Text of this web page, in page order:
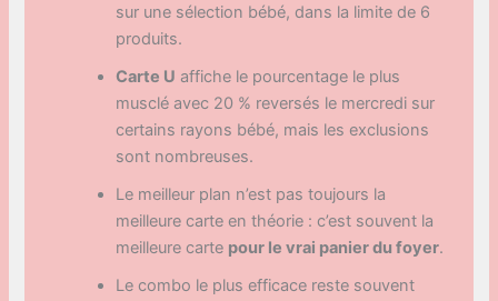
sur une sélection bébé, dans la limite de 6
produits.
Carte U affiche le pourcentage le plus
musclé avec 20 % reversés le mercredi sur
certains rayons bébé, mais les exclusions
sont nombreuses.
Le meilleur plan n’est pas toujours la
meilleure carte en théorie : c’est souvent la
meilleure carte pour le vrai panier du foyer.
Le combo le plus efficace reste souvent